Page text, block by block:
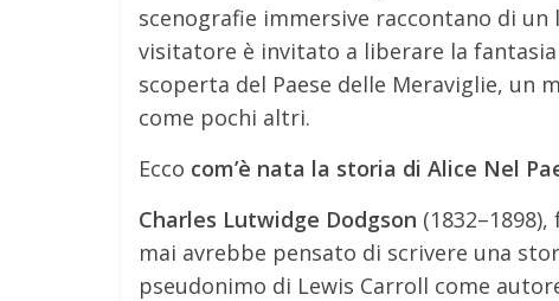
scenografie immersive raccontano di
visitatore è invitato a liberare la
scoperta del Paese delle Meraviglie, un
come pochi altri.
Ecco com’è nata la storia di Alice Nel
Charles Lutwidge Dodgson
mai avrebbe pensato di scrivere una
pseudonimo di Lewis Carroll come